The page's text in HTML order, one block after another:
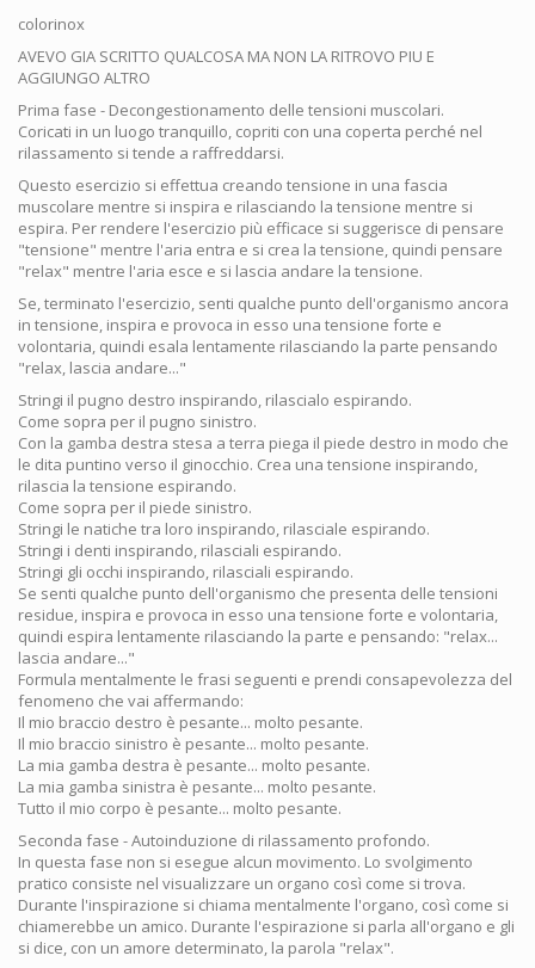
colorinox
AVEVO GIA SCRITTO QUALCOSA MA NON LA RITROVO PIU E
AGGIUNGO ALTRO
Prima fase - Decongestionamento delle tensioni muscolari.
Coricati in un luogo tranquillo, copriti con una coperta perché nel
rilassamento si tende a raffreddarsi.
Questo esercizio si effettua creando tensione in una fascia
muscolare mentre si inspira e rilasciando la tensione mentre si
espira. Per rendere l'esercizio più efficace si suggerisce di pensare
"tensione" mentre l'aria entra e si crea la tensione, quindi pensare
"relax" mentre l'aria esce e si lascia andare la tensione.
Se, terminato l'esercizio, senti qualche punto dell'organismo ancora
in tensione, inspira e provoca in esso una tensione forte e
volontaria, quindi esala lentamente rilasciando la parte pensando
"relax, lascia andare..."
Stringi il pugno destro inspirando, rilascialo espirando.
Come sopra per il pugno sinistro.
Con la gamba destra stesa a terra piega il piede destro in modo che
le dita puntino verso il ginocchio. Crea una tensione inspirando,
rilascia la tensione espirando.
Come sopra per il piede sinistro.
Stringi le natiche tra loro inspirando, rilasciale espirando.
Stringi i denti inspirando, rilasciali espirando.
Stringi gli occhi inspirando, rilasciali espirando.
Se senti qualche punto dell'organismo che presenta delle tensioni
residue, inspira e provoca in esso una tensione forte e volontaria,
quindi espira lentamente rilasciando la parte e pensando: "relax...
lascia andare..."
Formula mentalmente le frasi seguenti e prendi consapevolezza del
fenomeno che vai affermando:
Il mio braccio destro è pesante... molto pesante.
Il mio braccio sinistro è pesante... molto pesante.
La mia gamba destra è pesante... molto pesante.
La mia gamba sinistra è pesante... molto pesante.
Tutto il mio corpo è pesante... molto pesante.
Seconda fase - Autoinduzione di rilassamento profondo.
In questa fase non si esegue alcun movimento. Lo svolgimento
pratico consiste nel visualizzare un organo così come si trova.
Durante l'inspirazione si chiama mentalmente l'organo, così come si
chiamerebbe un amico. Durante l'espirazione si parla all'organo e gli
si dice, con un amore determinato, la parola "relax".